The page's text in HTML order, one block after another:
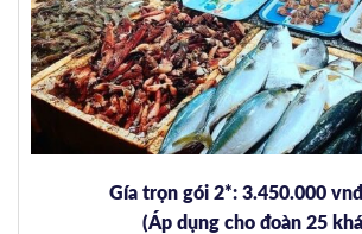
Gía trọn gói 2*: 3.450.000
(Áp dụng cho đoàn 25